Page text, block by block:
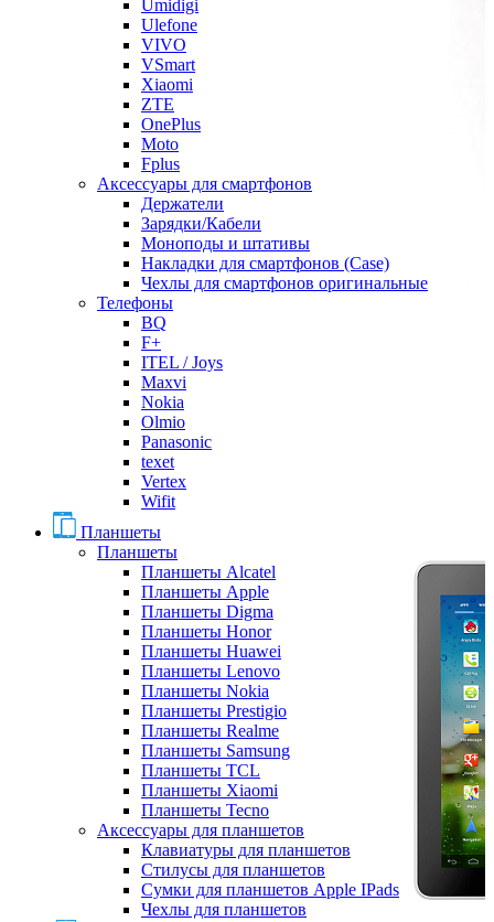
Umidigi
Ulefone
VIVO
VSmart
Xiaomi
ZTE
OnePlus
Moto
Fplus
Аксессуары для смартфонов
Держатели
Зарядки/Кабели
Моноподы и штативы
Накладки для смартфонов (Case)
Чехлы для смартфонов оригинальные
Телефоны
BQ
F+
ITEL / Joys
Maxvi
Nokia
Olmio
Panasonic
texet
Vertex
Wifit
Планшеты
Планшеты
Планшеты Alcatel
Планшеты Apple
Планшеты Digma
Планшеты Honor
Планшеты Huawei
Планшеты Lenovo
Планшеты Nokia
Планшеты Prestigio
Планшеты Realme
Планшеты Samsung
Планшеты TCL
Планшеты Xiaomi
Планшеты Tecno
Аксессуары для планшетов
Клавиатуры для планшетов
Стилусы для планшетов
Сумки для планшетов Apple IPads
Чехлы для планшетов